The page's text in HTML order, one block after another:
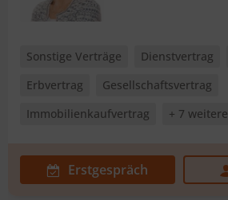
Sonstige Verträge Dienstvertrag
Erbvertrag
Gesellschaftsvertrag
Immobilienkaufvertrag
+ 7 weitere
Erstgespräch